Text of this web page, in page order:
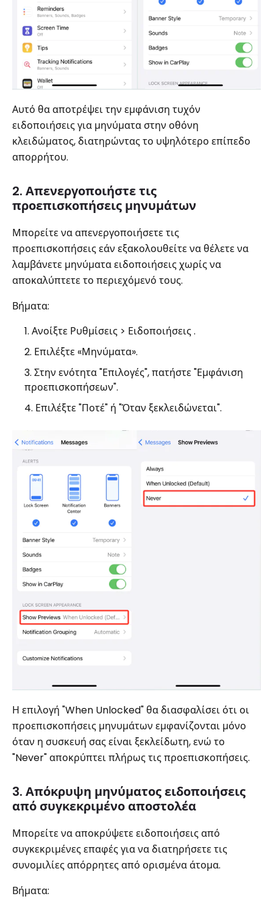
Αυτό θα αποτρέψει την εμφάνιση τυχόν
ειδοποιήσεις για μηνύματα στην οθόνη
κλειδώματος, διατηρώντας το υψηλότερο επίπεδο
απορρήτου.
2. Απενεργοποιήστε τις
προεπισκοπήσεις μηνυμάτων
Μπορείτε να απενεργοποιήσετε τις
προεπισκοπήσεις εάν εξακολουθείτε να θέλετε να
λαμβάνετε μηνύματα ειδοποιήσεις χωρίς να
αποκαλύπτετε το περιεχόμενό τους.
Βήματα:
Ανοίξτε Ρυθμίσεις > Ειδοποιήσεις .
Επιλέξτε «Μηνύματα».
Στην ενότητα "Επιλογές", πατήστε "Εμφάνιση
προεπισκοπήσεων".
Επιλέξτε "Ποτέ" ή "Όταν ξεκλειδώνεται".
Η επιλογή "When Unlocked" θα διασφαλίσει ότι οι
προεπισκοπήσεις μηνυμάτων εμφανίζονται μόνο
όταν η συσκευή σας είναι ξεκλείδωτη, ενώ το
"Never" αποκρύπτει πλήρως τις προεπισκοπήσεις.
3. Απόκρυψη μηνύματος ειδοποιήσεις
από συγκεκριμένο αποστολέα
Μπορείτε να αποκρύψετε ειδοποιήσεις από
συγκεκριμένες επαφές για να διατηρήσετε τις
συνομιλίες απόρρητες από ορισμένα άτομα.
Βήματα: